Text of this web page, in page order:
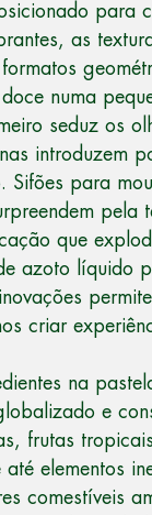
para
as
numa
seduz os
introduzem
Sifões para
pela
que
azoto líquido
criar
na
e
frutas
elementos
comestíveis